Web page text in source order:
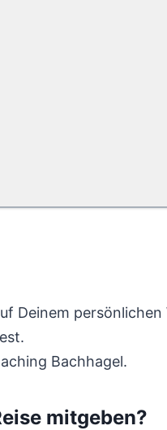
Deinem persönlichen
Bachhagel.
mitgeben?